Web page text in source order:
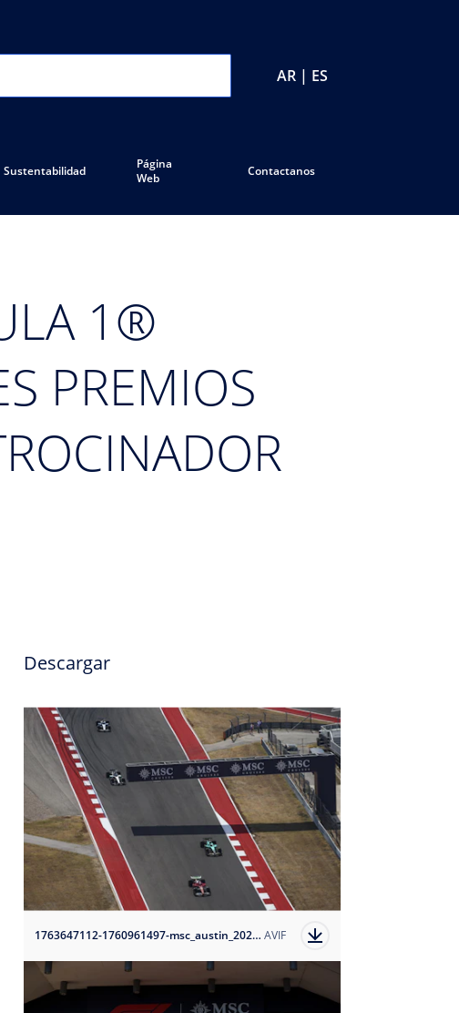
AR | ES
Sustentabilidad
Página
Web
Contactanos
1®
PREMIOS
Descargar
1763647112-1760961497-msc_austin_2025_3502?auto=format AVIF